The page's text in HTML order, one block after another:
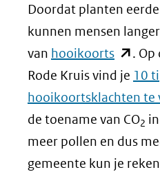
(verwijst
naar
een
andere
website)
Doordat planten
kunnen mensen
van hooikoorts(opent
in
nieuw
venster)
naar
.
Rode Kruis vind je 10
hooikoortsklachten te
de toename van CO2
meer pollen en dus
gemeente kun je